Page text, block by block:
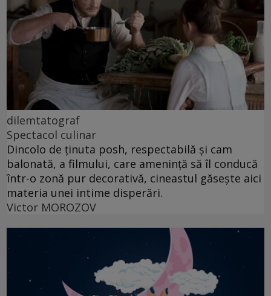
dilemtatograf
Spectacol culinar
Dincolo de ținuta posh, respectabilă și cam
balonată, a filmului, care amenință să îl conducă
într-o zonă pur decorativă, cineastul găsește aici
materia unei intime disperări.
Victor MOROZOV